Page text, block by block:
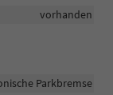
vorhanden
Parkbremse